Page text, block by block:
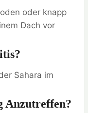
oder knapp
Dach vor
Sahara im
Anzutreffen?